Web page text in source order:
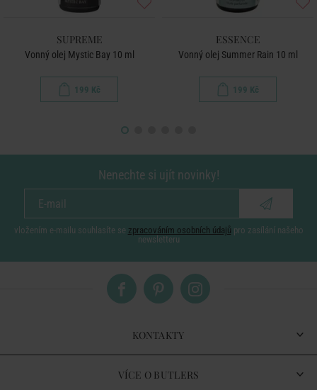
SUPREME
Vonný olej Mystic Bay 10 ml
199 Kč
ESSENCE
Vonný olej Summer Rain 10 ml
199 Kč
Nenechte si ujít novinky!
vložením e-mailu souhlasíte se zpracováním osobních údajů pro zasílání našeho
newsletteru
KONTAKTY
VÍCE O BUTLERS